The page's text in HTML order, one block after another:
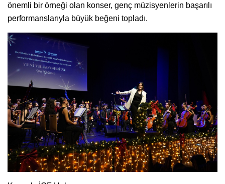
önemli bir örneği olan konser, genç müzisyenlerin başarılı
performanslarıyla büyük beğeni topladı.